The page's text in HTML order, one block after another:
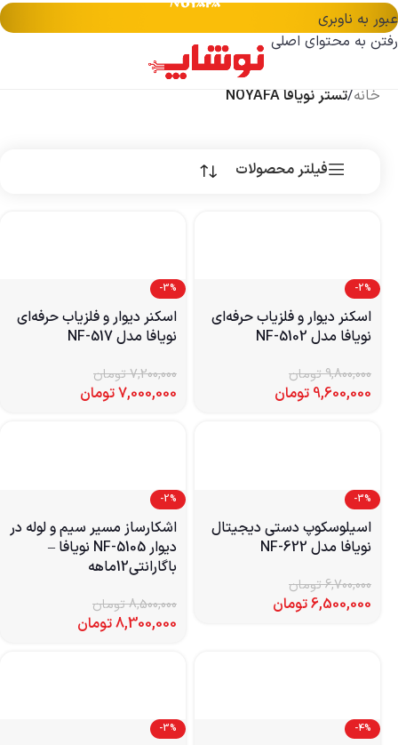
عبور به ناوبری
رفتن به محتوای اصلی
خانه/تستر نویافا NOYAFA
فیلتر محصولات
-2%
اسکنر دیوار و فلزیاب حرفه‌ای
نویافا مدل NF-5102
9,800,000تومان
9,600,000 تومان
-3%
اسکنر دیوار و فلزیاب حرفه‌ای
نویافا مدل NF-517
7,200,000تومان
7,000,000تومان
-3%
اسیلوسکوپ دستی دیجیتال
نویافا مدل NF-622
6,700,000تومان
6,500,000تومان
-2%
اشکارساز مسیر سیم و لوله در
دیوار NF-5105 نویافا –
باگارانتی12ماهه
8,500,000تومان
8,300,000تومان
-4%
-3%